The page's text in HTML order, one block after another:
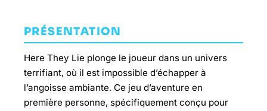
PRÉSENTATION
Here They Lie plonge le joueur dans un univers
terrifiant, où il est impossible d’échapper à
l’angoisse ambiante. Ce jeu d’aventure en
première personne, spécifiquement conçu pour